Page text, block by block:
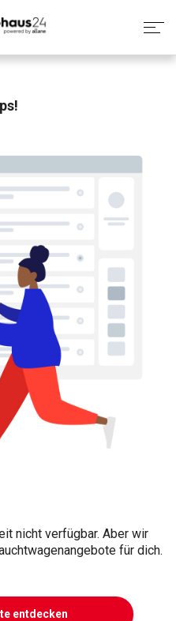
nicht verfügbar. Aber wir
für dich.
entdecken